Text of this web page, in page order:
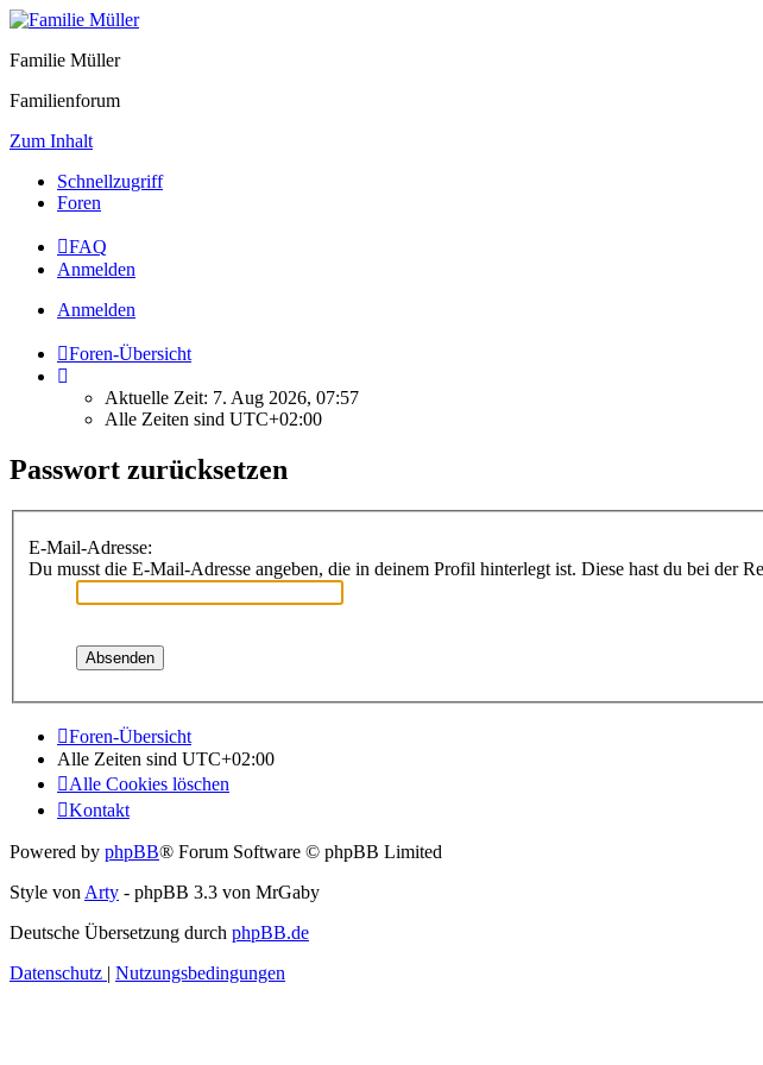
Familie Müller
Familienforum
Zum Inhalt
Schnellzugriff
Foren
FAQ
Anmelden
Anmelden
Foren-Übersicht
Aktuelle Zeit: 7. Aug 2026, 07:57
Alle Zeiten sind UTC+02:00
Passwort zurücksetzen
E-Mail-Adresse:
Du musst die E-Mail-Adresse angeben, die in deinem Profil hinterlegt ist. Diese hast du bei der
Foren-Übersicht
Alle Zeiten sind UTC+02:00
Alle Cookies löschen
Kontakt
Powered by phpBB® Forum Software © phpBB Limited
Style vonArty - phpBB 3.3 von MrGaby
Deutsche Übersetzung durch phpBB.de
Datenschutz | Nutzungsbedingungen